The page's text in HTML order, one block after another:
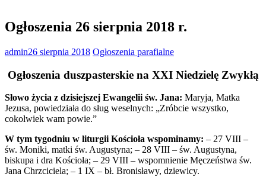
Ogłoszenia 26 sierpnia 2018 r.
admin26 sierpnia 2018 Ogłoszenia parafialne
Ogłoszenia duszpasterskie na XXI Niedzielę Zwykłą
Słowo życia z dzisiejszej Ewangelii św. Jana: Maryja, Matka
Jezusa, powiedziała do sług weselnych: „Zróbcie wszystko,
cokolwiek wam powie.”
W tym tygodniu w liturgii Kościoła wspominamy: – 27 VIII –
św. Moniki, matki św. Augustyna; – 28 VIII – św. Augustyna,
biskupa i dra Kościoła; – 29 VIII – wspomnienie Męczeństwa św.
Jana Chrzciciela; – 1 IX – bł. Bronisławy, dziewicy.